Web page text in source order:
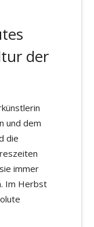
der
und dem
die
immer
Im Herbst